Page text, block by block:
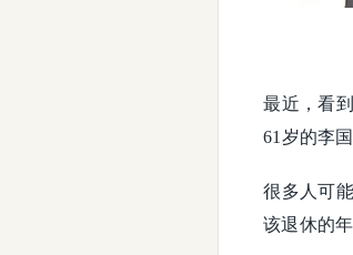
最近，看
61岁的李
很多人可
该退休的